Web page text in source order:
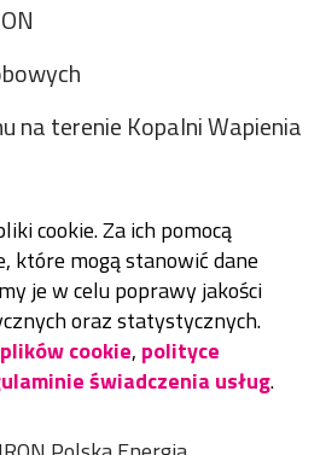
na terenie Kopalni Wapienia
cookie. Za ich pomocą
które mogą stanowić dane
je w celu poprawy jakości
oraz statystycznych.
cookie, polityce
świadczenia usług.